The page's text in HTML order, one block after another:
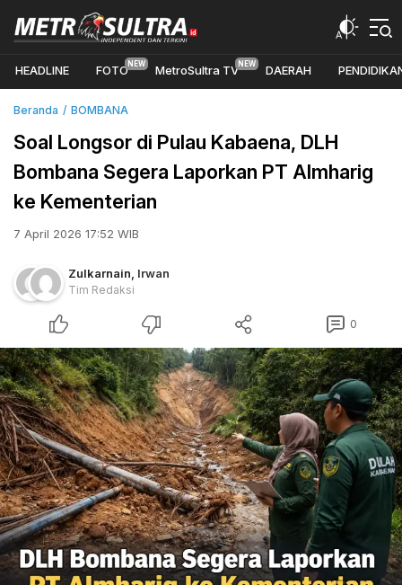
HEADLINE FOTO MetroSultra TV DAERAH
Beranda BOMBANA
Soal Longsor di Pulau Kabaena, DLH
Bombana Segera Laporkan PT Almharig
ke Kementerian
7 April 2026 17:52 WIB
Zulkarnain Irwan
Tim Redaksi
0